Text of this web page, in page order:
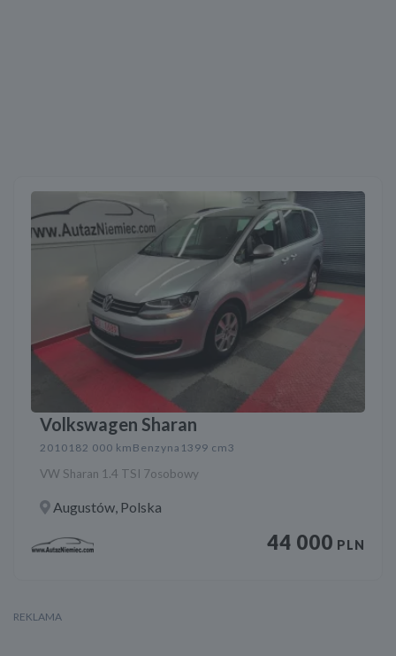
Volkswagen Sharan
2010 182 000 km Benzyna 1399 cm3
VW Sharan 1.4 TSI 7osobowy
Augustów, Polska
44 000 PLN